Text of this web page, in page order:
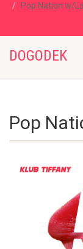
Pop Nation w/
DOGODEK
Pop